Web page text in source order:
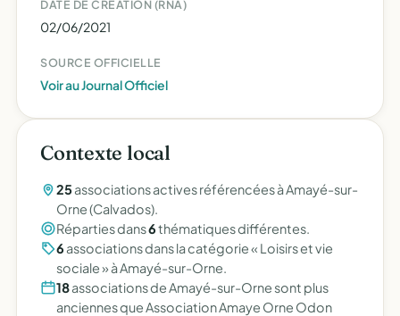
DATE DE CRÉATION (RNA)
02/06/2021
SOURCE OFFICIELLE
Voir au Journal Officiel
Contexte local
25associations actives référencées à Amayé-sur-
Orne (Calvados).
Réparties dans6thématiques différentes.
6 associations dans la catégorie « Loisirs et vie
sociale » à Amayé-sur-Orne.
18associations de Amayé-sur-Orne sont plus
anciennes que Association Amaye Orne Odon